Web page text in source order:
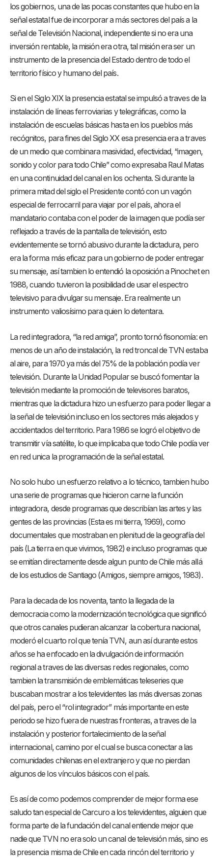
los gobiernos, una de las pocas constantes que hubo en la
señal estatal fue de incorporar a más sectores del país a la
señal de Televisión Nacional, independiente si no era una
inversión rentable, la misión era otra, tal misión era ser un
instrumento de la presencia del Estado dentro de todo el
territorio físico y humano del país.
Si en el Siglo XIX la presencia estatal se impulsó a traves de la
instalación de líneas ferroviarias y telegráficas, como la
instalación de escuelas básicas hasta en los pueblos más
recógnitos, para fines del Siglo XX esa presencia era a traves
de un medio que combinara masividad, efectividad, “imagen,
sonido y color para todo Chile” como expresaba Raul Matas
en una continuidad del canal en los ochenta. Si durante la
primera mitad del siglo el Presidente contó con un vagón
especial de ferrocarril para viajar por el país, ahora el
mandatario contaba con el poder de la imagen que podía ser
reflejado a través de la pantalla de televisión, esto
evidentemente se tornó abusivo durante la dictadura, pero
era la forma más eficaz para un gobierno de poder entregar
su mensaje, así tambien lo entendió la oposición a Pinochet en
1988, cuando tuvieron la posibilidad de usar el espectro
televisivo para divulgar su mensaje. Era realmente un
instrumento valiosísimo para quien lo detentara.
La red integradora, “la red amiga”, pronto tornó fisonomía: en
menos de un año de instalación, la red troncal de TVN estaba
al aire, para 1970 ya más del 75% de la población podía ver
televisión. Durante la Unidad Popular se buscó fomentar la
televisión mediante la promoción de televisores baratos,
mientras que la dictadura hizo un esfuerzo para poder llegar a
la señal de televisión incluso en los sectores más alejados y
accidentados del territorio. Para 1986 se logró el objetivo de
transmitir vía satélite, lo que implicaba que todo Chile podía ver
en red unica la programación de la señal estatal.
No solo hubo un esfuerzo relativo a lo técnico, tambien hubo
una serie de programas que hicieron carne la función
integradora, desde programas que describían las artes y las
gentes de las provincias (Esta es mi tierra, 1969), como
documentales que mostraban en plenitud de la geografía del
país (La tierra en que vivimos, 1982) e incluso programas que
se emitían directamente desde algun punto de Chile más allá
de los estudios de Santiago (Amigos, siempre amigos, 1983).
Para la decada de los noventa, tanto la llegada de la
democracia como la modernización tecnológica que significó
que otros canales pudieran alcanzar la cobertura nacional,
moderó el cuarto rol que tenía TVN, aun así durante estos
años se ha enfocado en la divulgación de información
regional a traves de las diversas redes regionales, como
tambien la transmisión de emblemáticas teleseries que
buscaban mostrar a los televidentes las más diversas zonas
del país, pero el “rol integrador” más importante en este
periodo se hizo fuera de nuestras fronteras, a traves de la
instalación y posterior fortalecimiento de la señal
internacional, camino por el cual se busca conectar a las
comunidades chilenas en el extranjero y que no pierdan
algunos de los vínculos básicos con el país.
Es así de como podemos comprender de mejor forma ese
saludo tan especial de Carcuro a los televidentes, alguien que
forma parte de la fundación del canal entiende mejor que
nadie que TVN no era solo un canal de televisión más, sino es
la presencia misma de Chile en cada rincón del territorio y